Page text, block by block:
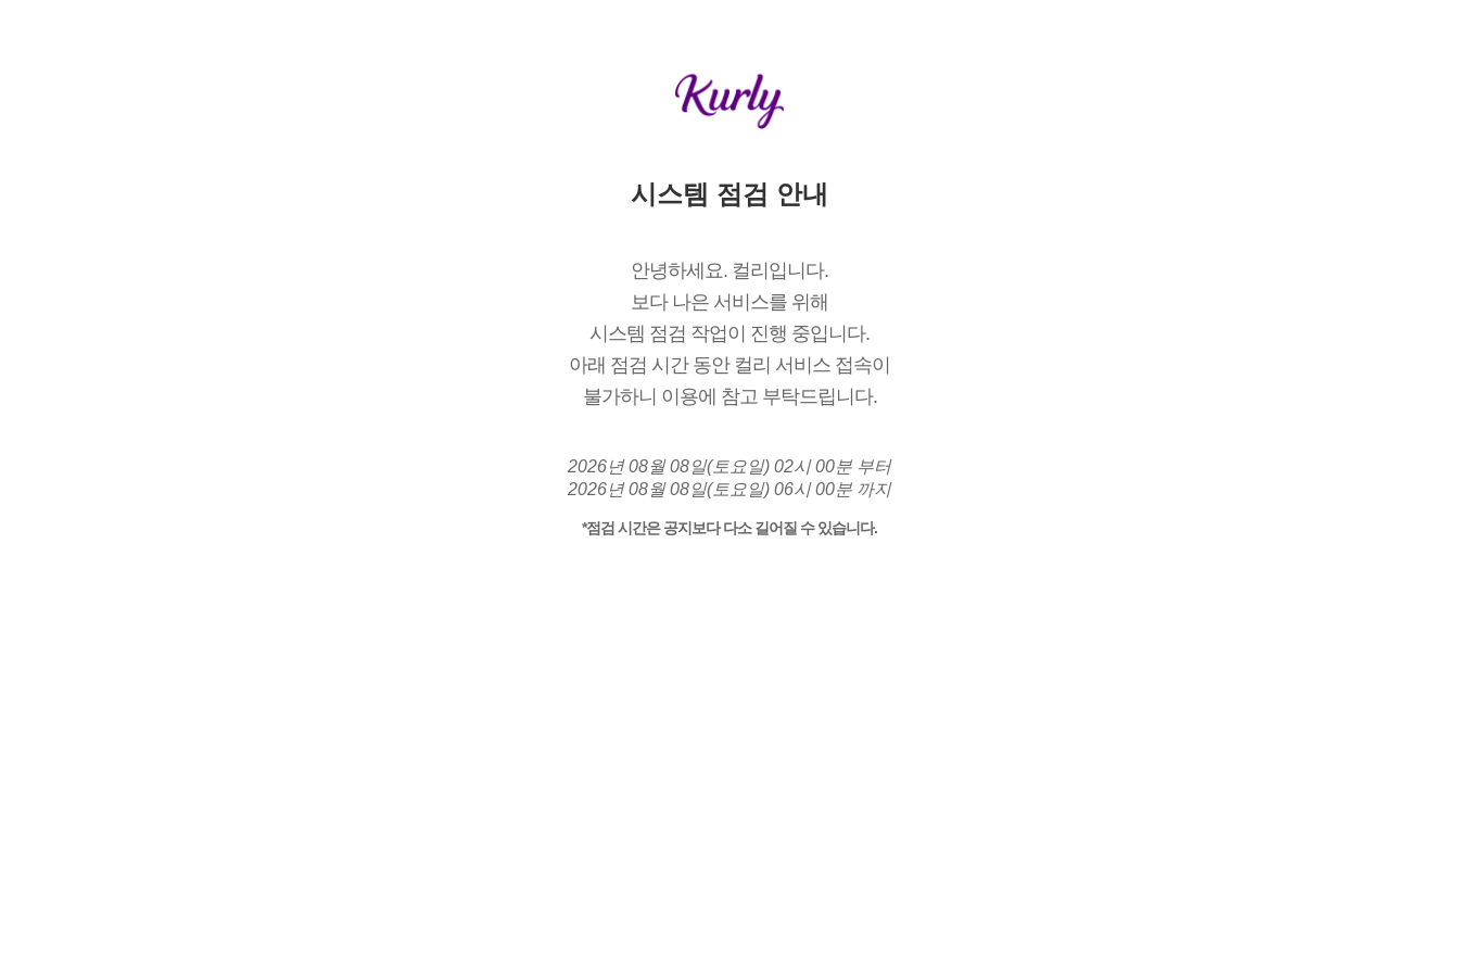
시스템 점검 안내
안녕하세요. 컬리입니다.
보다 나은 서비스를 위해
시스템 점검 작업이 진행 중입니다.
아래 점검 시간 동안 컬리 서비스 접속이
불가하니 이용에 참고 부탁드립니다.
2026년 08월 08일(토요일) 02시 00분 부터
2026년 08월 08일(토요일) 06시 00분 까지
*점검 시간은 공지보다 다소 길어질 수 있습니다.